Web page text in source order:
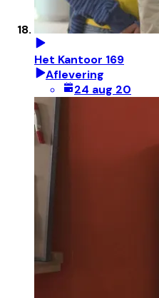
Het Kantoor 169
Aflevering
24 aug 20